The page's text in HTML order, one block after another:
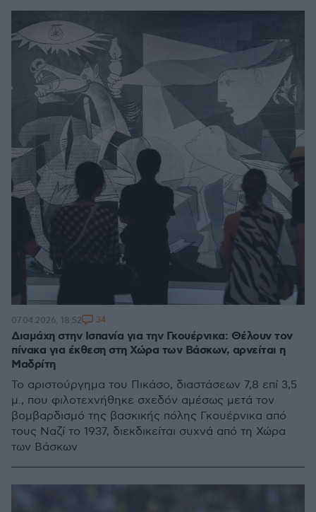
Διαμάχη στην Ισπανία για την Γκουέρνικα: Θέλουν τον
πίνακα για έκθεση στη Χώρα των Βάσκων, αρνείται η
Μαδρίτη
Το αριστούργημα του Πικάσο, διαστάσεων 7,8 επί 3,5
μ., που φιλοτεχνήθηκε σχεδόν αμέσως μετά τον
βομβαρδισμό της βασκικής πόλης Γκουέρνικα από
τους Ναζί το 1937, διεκδικείται συχνά από τη Χώρα
των Βάσκων
07.04.2026, 18:52 34